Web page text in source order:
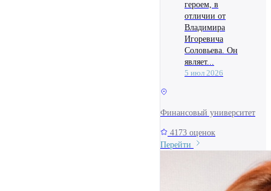
героем, в
отличии от
Владимира
Игоревича
Соловьева. Он
являет...
5 июл 2026
Финансовый университет
4173 оценок
Перейти